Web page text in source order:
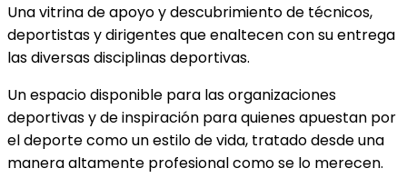
Una vitrina de apoyo y descubrimiento de técnicos,
deportistas y dirigentes que enaltecen con su entrega
las diversas disciplinas deportivas.
Un espacio disponible para las organizaciones
deportivas y de inspiración para quienes apuestan por
el deporte como un estilo de vida, tratado desde una
manera altamente profesional como se lo merecen.